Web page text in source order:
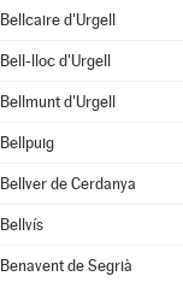
Bellcaire d'Urgell
Bell-lloc d'Urgell
Bellmunt d'Urgell
Bellpuig
Bellver de Cerdanya
Bellvís
Benavent de Segrià